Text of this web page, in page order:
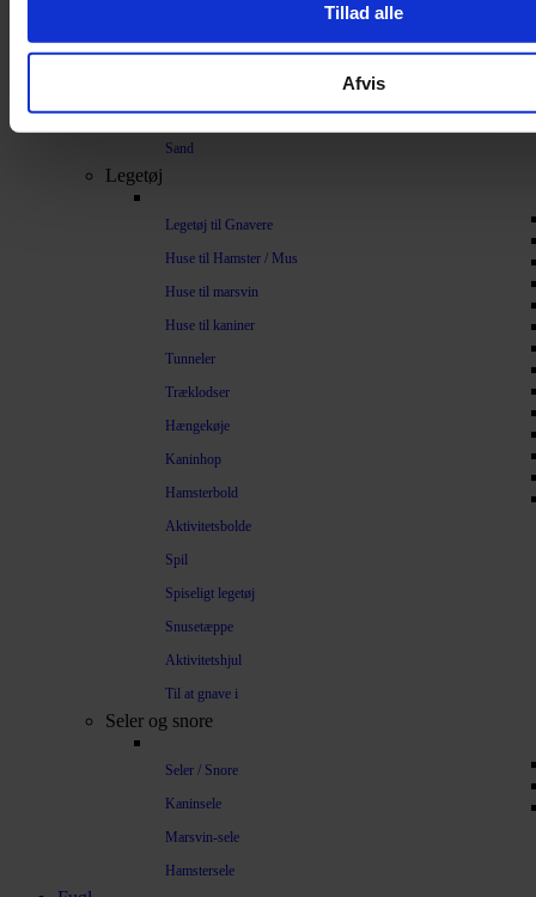
Tillad alle
Afvis
Spelt
Vat
Sand
Legetøj
Legetøj til Gnavere
Huse til Hamster / Mus
Huse til marsvin
Huse til kaniner
Tunneler
Træklodser
Hængekøje
Kaninhop
Hamsterbold
Aktivitetsbolde
Spil
Spiseligt legetøj
Snusetæppe
Aktivitetshjul
Til at gnave i
Seler og snore
Seler / Snore
Kaninsele
Marsvin-sele
Hamstersele